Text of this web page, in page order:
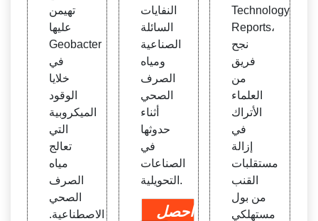
تهيمن
عليها
Geobacter
في
خلايا
الوقود
الميكروبية
التي
تعالج
مياه
الصرف
الصحي
الاصطناعية.
النفايات
السائلة
الصناعية
ومياه
الصرف
الصحي
أثناء
حدوثها
في
الصناعات
التحويلية.
احصل
Technology
Reports،
نجح
فريق
من
العلماء
الأتراك
في
إزالة
مستقلبات
القنب
من بول
مستهلكي